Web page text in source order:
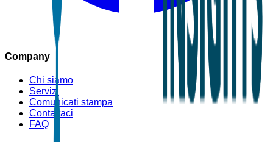
Company
Chi siamo
Servizi
Comunicati stampa
Contattaci
FAQ